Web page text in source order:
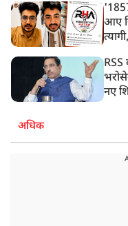
आए
नए
अधिक